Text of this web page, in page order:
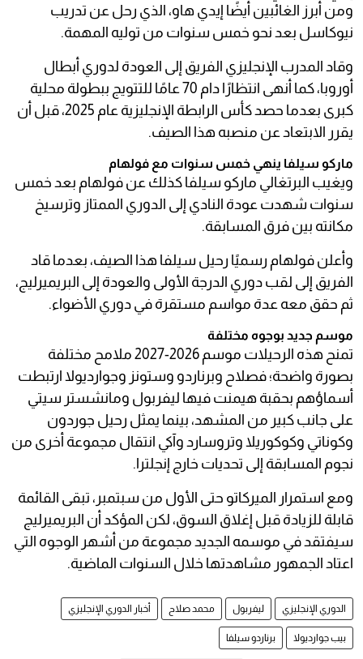
ومن أبرز الغائبين أيضًا إيدي هاو، الذي رحل عن تدريب
نيوكاسل بعد نحو خمس سنوات من توليه المهمة.
وقاد المدرب الإنجليزي الفريق إلى العودة لدوري أبطال
أوروبا، كما أنهى انتظارًا دام 70 عامًا للتتويج ببطولة محلية
كبرى بعدما حصد كأس الرابطة الإنجليزية عام 2025، قبل أن
يقرر الابتعاد عن منصبه هذا الصيف.
ماركو سيلفا ينهي خمس سنوات مع فولهام
ويغيب البرتغالي ماركو سيلفا كذلك عن فولهام بعد خمس
سنوات شهدت عودة النادي إلى الدوري الممتاز وترسيخ
مكانته بين فرق المسابقة.
وأعلن فولهام رسميًا رحيل سيلفا هذا الصيف، بعدما قاد
الفريق إلى لقب دوري الدرجة الأولى والعودة إلى البريميرليج،
ثم حقق معه عدة مواسم مستقرة في دوري الأضواء.
موسم جديد بوجوه مختلفة
تمنح هذه الرحيلات موسم 2026-2027 ملامح مختلفة
بصورة واضحة؛ فصلاح وبرناردو وستونز وجوارديولا ارتبطت
أسماؤهم بحقبة هيمنت فيها ليفربول ومانشستر سيتي
على جانب كبير من المشهد، بينما يمثل رحيل جوردون
وكوناتي وكوكوريلا وتروسارد وآكي انتقال مجموعة أخرى من
نجوم المسابقة إلى تحديات خارج إنجلترا.
ومع استمرار الميركاتو حتى الأول من سبتمبر، تبقى القائمة
قابلة للزيادة قبل إغلاق السوق، لكن المؤكد أن البريميرليج
سيفتقد في موسمه الجديد مجموعة من أشهر الوجوه التي
اعتاد الجمهور مشاهدتها خلال السنوات الماضية.
الدوري الإنجليزي ليفربول محمد صلاح أخبار الدوري الإنجليزي
بيب جوارديولا برناردو سيلفا